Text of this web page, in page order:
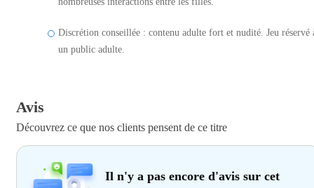
Discrétion conseillée : contenu adulte fort et nudité. Jeu réservé
un public adulte.
Avis
Découvrez ce que nos clients pensent de ce titre
Il n'y a pas encore d'avis sur cet